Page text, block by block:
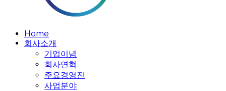
search
MenuHome
회사소개
기업이념
회사연혁
주요경영진
사업분야